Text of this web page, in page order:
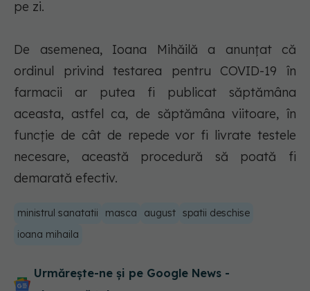
pe zi.
De asemenea, Ioana Mihăilă a anunţat că
ordinul privind testarea pentru COVID-19 în
farmacii ar putea fi publicat săptămâna
aceasta, astfel ca, de săptămâna viitoare, în
funcţie de cât de repede vor fi livrate testele
necesare, această procedură să poată fi
demarată efectiv.
ministrul sanatatii masca august spatii deschise
ioana mihaila
Urmărește-ne și pe Google News -